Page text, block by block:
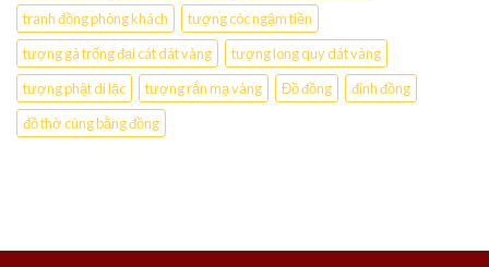
tranh đồng phòng khách
tượng cóc ngậm tiền
tượng gà trống đại cát dát vàng
tượng long quy dát vàng
tượng phật di lặc
tượng rắn mạ vàng Đồ đồng
đỉnh đồng
đồ thờ cúng bằng đồng